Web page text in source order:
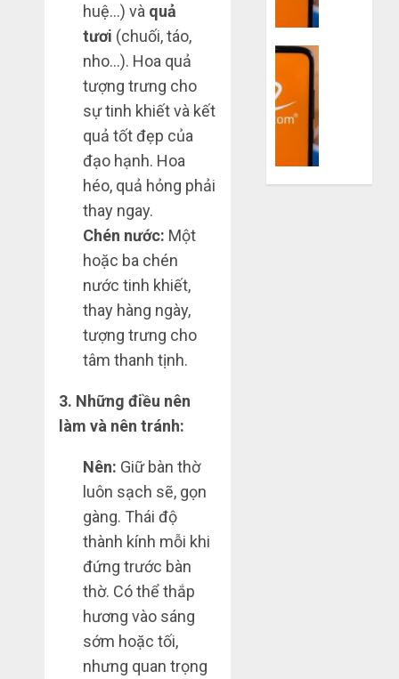
huệ…) và quả
tươi (chuối, táo,
nho…). Hoa quả
tượng trưng cho
sự tinh khiết và kết
quả tốt đẹp của
đạo hạnh. Hoa
héo, quả hỏng phải
thay ngay.
Chén nước: Một
hoặc ba chén
nước tinh khiết,
thay hàng ngày,
tượng trưng cho
tâm thanh tịnh.
3. Những điều nên
làm và nên tránh:
Nên: Giữ bàn thờ
luôn sạch sẽ, gọn
gàng. Thái độ
thành kính mỗi khi
đứng trước bàn
thờ. Có thể thắp
hương vào sáng
sớm hoặc tối,
nhưng quan trọng